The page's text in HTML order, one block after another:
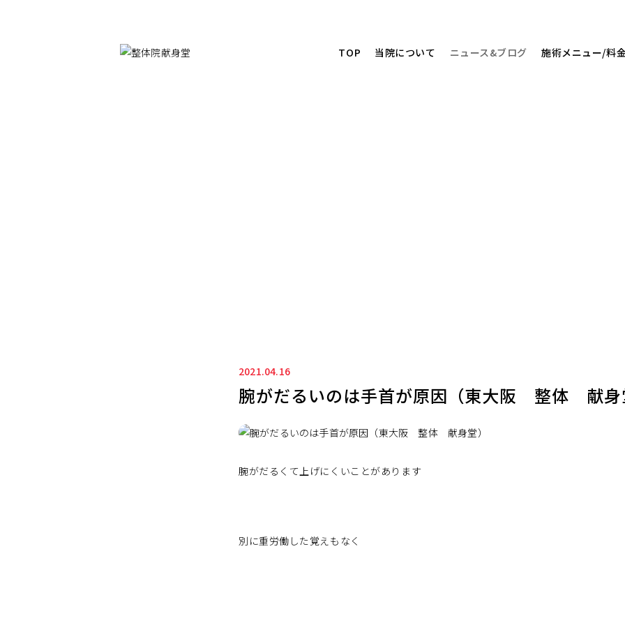
TOP 当院について ニュース&ブログ 施術メニュー/料
2021.04.16
腕がだるいのは手首が原因（東大阪 整体 献身
腕がだるくて上げにくいことがあります
別に重労働した覚えもなく